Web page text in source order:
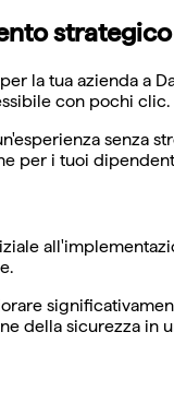
strategico
la tua azienda a
con pochi clic.
senza
per i tuoi
della sicurezza in